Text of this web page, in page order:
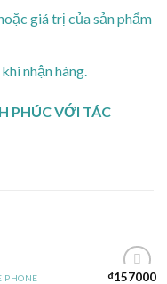
giá trị của sản phẩm
nhận hàng.
PHÚC VỚI TÁC
PHONE ₫157000